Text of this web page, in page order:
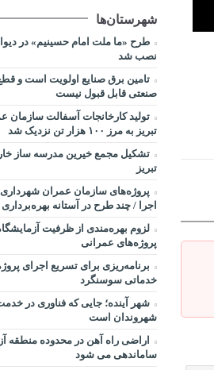
شهرستان‌ها
طرح «ما ملت امام حسینیم» در
نصب شد
تامین برق صنایع اولویت است و
صنعتی قابل قبول نیست
تولید کارخانجات آسفالت سازمان
تبریز به مرز ۱۰۰ هزار تن نزدیک شد
تشکیل مجمع خیرین مدرسه ‌ساز
تبریز
پروژه‌های سازمان عمران شهرداری
اجرا / چند طرح در آستانه بهره‌برداری
لزوم بهره‌مندی از ظرفیت
پروژه‌های عمرانی
برنامه‌ریزی برای تسریع اجرای
خدماتی سوسنگرد
شهر آینده؛ جایی که فناوری در
شهروندان است
اراضی راه آهن در محدوده منطقه
ساماندهی می شود